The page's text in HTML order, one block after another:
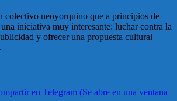
colectivo neoyorquino que a principios de
iniciativa muy interesante: luchar contra la
y ofrecer una propuesta cultural
en Telegram (Se abre en una ventana